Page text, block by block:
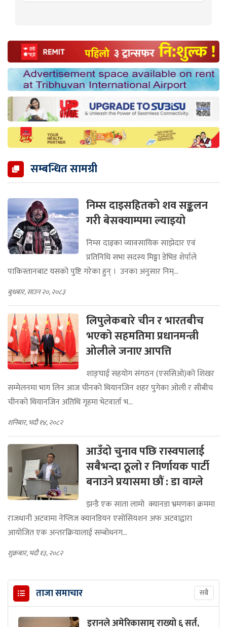
सम्बन्धित सामग्री
निम्स दाइसहितको शव सङ्कलन
गरी बेसक्याम्पमा ल्याइयो
निम्स दाइका व्यावसायिक साझेदार एवं
प्रतिनिधि सभा सदस्य मिङ्मा डेभिड शेर्पाले
पाकिस्तानबाट यसको पुष्टि गरेका हुन् । उनका अनुसार निम्...
बुधबार, साउन २०, २०८३
लिपुलेकबारे चीन र भारतबीच
भएको सहमतिमा प्रधानमन्त्री
ओलीले जनाए आपत्ति
शाङ्घाई सहयोग संगठन (एससिओ)को शिखर
सम्मेलनमा भाग लिन आज चीनको थियानजिन शहर पुगेका ओली र सीबीच
चीनको थियानजिन अतिथि गृहमा भेटवार्ता भ...
शनिबार, भदौ १४, २०८२
आउँदो चुनाव पछि रास्वपालाई
सबैभन्दा ठूलो र निर्णायक पार्टी
बनाउने प्रयासमा छौं : डा वाग्ले
झन्डै एक साता लामो क्यानडा भ्रमणका क्रममा
राजधानी अटवामा नेप्लिज क्यानडियन एसोसियशन अफ अटवाद्वारा
आयोजित एक अन्तरक्रियालाई सम्बोधनग...
शुक्रबार, भदौ १३, २०८२
ताजा समाचार सबै
इरानले अमेरिकासामु राख्यो ६ सर्त,